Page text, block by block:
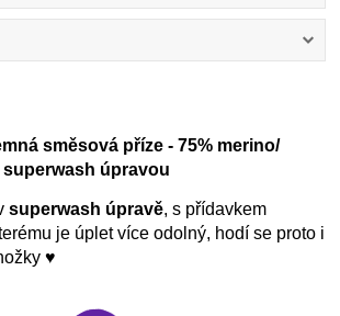
směsová příze - 75% merino/
úpravou
superwash úpravě, s přídavkem
je úplet více odolný, hodí se proto i
♥